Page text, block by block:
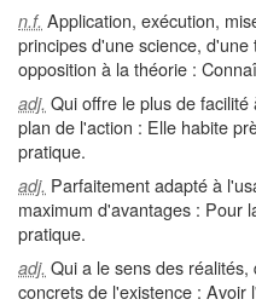
n.f. Application, exécution,
principes d'une science,
opposition à la théorie :
adj. Qui offre le plus de
plan de l'action : Elle habite
pratique.
adj. Parfaitement adapté à
maximum d'avantages : Pour
pratique.
adj. Qui a le sens des
concrets de l'existence : Avoir